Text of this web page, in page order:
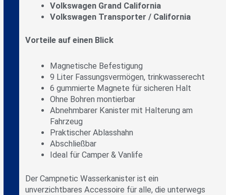
Volkswagen Grand California
Volkswagen Transporter / California
Vorteile auf einen Blick
Magnetische Befestigung
9 Liter Fassungsvermögen, trinkwasserecht
6 gummierte Magnete für sicheren Halt
Ohne Bohren montierbar
Abnehmbarer Kanister mit Halterung am
Fahrzeug
Praktischer Ablasshahn
Abschließbar
Ideal für Camper & Vanlife
Der Campnetic Wasserkanister ist ein
unverzichtbares Accessoire für alle, die unterwegs